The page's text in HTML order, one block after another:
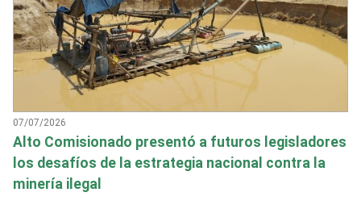
07/07/2026
Alto Comisionado presentó a futuros legisladores
los desafíos de la estrategia nacional contra la
minería ilegal